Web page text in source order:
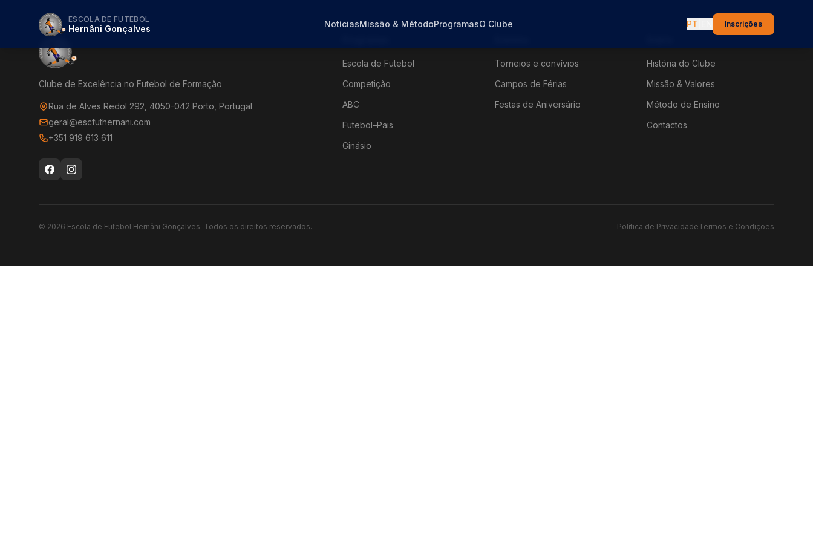
ESCOLA DE FUTEBOL
Hernâni Gonçalves NotíciasMissão & MétodoProgramasO Clube PT Inscrições
Clube de Excelência no Futebol de Formação
Rua de Alves Redol 292, 4050-042 Porto, Portugal
geral@escfuthernani.com
+351 919 613 611
Escola de Futebol
Competição
ABC
Futebol–Pais
Ginásio
Torneios e convívios
Campos de Férias
Festas de Aniversário
História do Clube
Missão & Valores
Método de Ensino
Contactos
© 2026 Escola de Futebol Hernâni Gonçalves. Todos os direitos reservados. Política de PrivacidadeTermos e Condições